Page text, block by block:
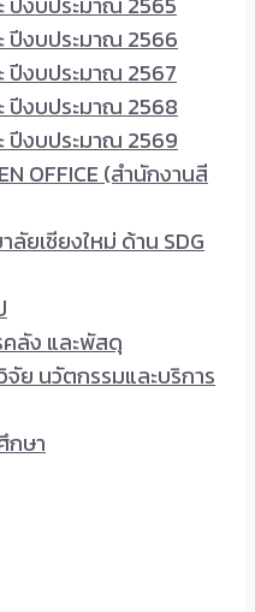
ปีงบประมาณ 2566
ปีงบประมาณ 2567
ปีงบประมาณ 2568
ปีงบประมาณ 2569
OFFICE (สำนักงานสี
ยเชียงใหม่ ด้าน SDG
คลัง และพัสดุ
จัย นวัตกรรมและบริการ
กษา